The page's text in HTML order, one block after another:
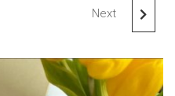
КОРОБКА 21,5Х15Х3 ИЗ
ЕЖЕДНЕВНИКА
Next